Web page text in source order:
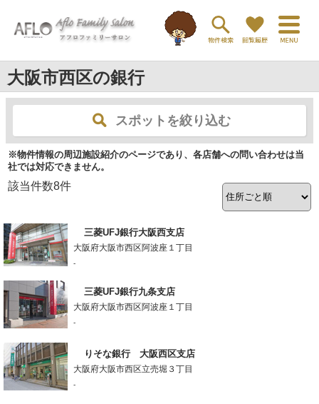
大阪市西区の銀行
スポットを絞り込む
※物件情報の周辺施設紹介のページであり、各店舗への問い合わせは当
社では対応できません。
該当件数8件
三菱UFJ銀行大阪西支店
大阪府大阪市西区阿波座１丁目
-
三菱UFJ銀行九条支店
大阪府大阪市西区阿波座１丁目
-
りそな銀行 大阪西区支店
大阪府大阪市西区立売堀３丁目
-